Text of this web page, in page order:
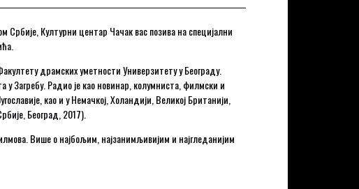
Културни центар Чачак вас позива на специјални
драмских уметности Универзитету у Београду.
Загребу. Радио је као новинар, колумниста, филмски и
као и у Немачкој, Холандији, Великој Британији,
Београд, 2017).
Више о најбољим, најзанимљивијим и најгледанијим